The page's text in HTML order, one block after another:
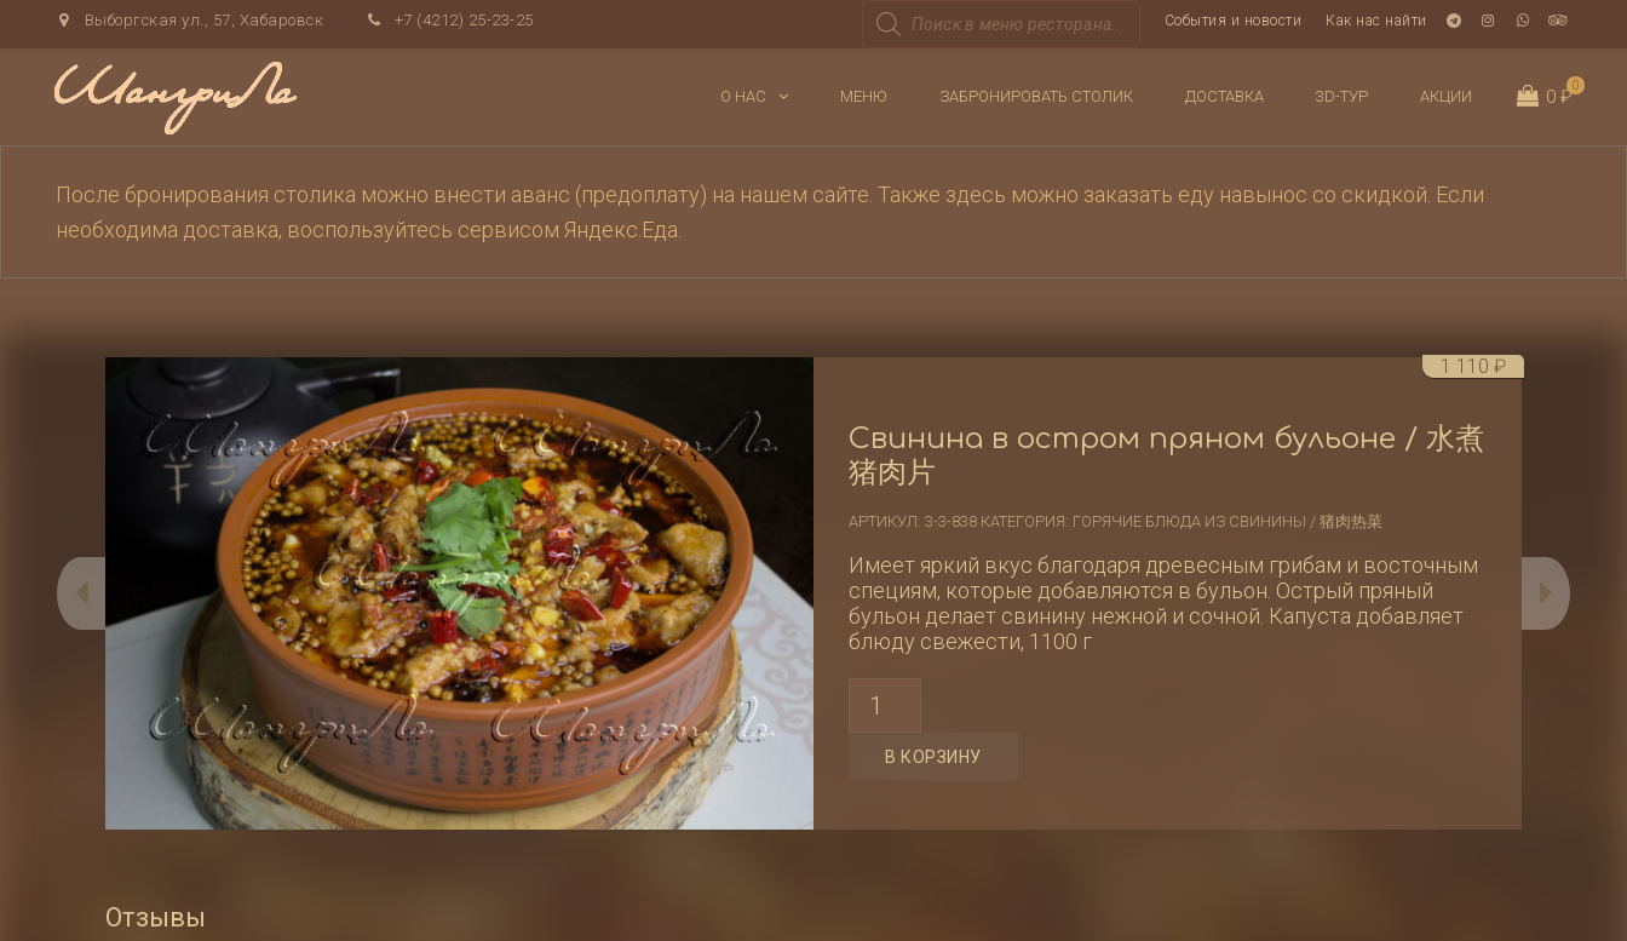
Поиск
товаров
События и новости Как нас найти
Выборгская ул., 57, Хабаровск +7 (4212) 25-23-25
0
0 ₽
О НАС МЕНЮ ЗАБРОНИРОВАТЬ СТОЛИК ДОСТАВКА 3D-ТУР АКЦИИ
После бронирования столика можно внести аванс (предоплату) на нашем сайте. Также здесь можно заказать еду навынос со скидкой. Если
необходима доставка, воспользуйтесь сервисом Яндекс.Еда
1 110 ₽
Свинина в остром пряном бульоне / 水煮
猪肉片
АРТИКУЛ:3-3-838 КАТЕГОРИЯ: ГОРЯЧИЕ БЛЮДА ИЗ СВИНИНЫ / 猪肉热菜
Имеет яркий вкус благодаря древесным грибам и восточным
специям, которые добавляются в бульон. Острый пряный
бульон делает свинину нежной и сочной. Капуста добавляет
блюду свежести, 1100 г
товара
В КОРЗИНУ
Отзывы